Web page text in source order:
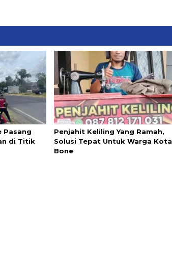
Pasang
di Titik
Penjahit Keliling Yang Ramah,
Solusi Tepat Untuk Warga Kota
Bone